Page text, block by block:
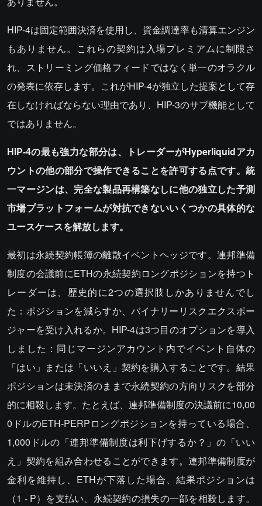
HIP-4は固定範囲決済を使用し、資金調達率も清算エンジン
もありません。これらの契約は入場プレミアムに制限さ
れ、ストリーミング価格フィードではなく単一のオラクル
の発表に依存します。これがHIP-4が独立した提案として存
在しなければならない理由であり、HIP-3のサブ機能として
ではありません。
HIP-4の最も強力な部分は、トレーダーがHyperliquidアカ
ウントの他の部分で操作できることを許可する点です。統
一マージンは、完全な製品再構築なしに他の独立した予測
市場プラットフォームが対抗できないいくつかの具体的な
ユースケースを解放します。
最初は永続契約帳簿の離散イベントヘッジです。連邦準備
制度の会議前にETHの永続契約ロングポジションを持つト
レーダーは、歴史的に2つの選択肢しかありませんでし
た：ポジションを減らすか、バイナリーリスクエクスポー
ジャーを受け入れるか。HIP-4は3つ目のオプションを導入
しました：同じマージンアカウント内でイベント自体の
「はい」または「いいえ」契約を購入することです。結果
ポジションは未決済のままで永続契約の方向リスクを部分
的に相殺します。たとえば、連邦準備制度の決議前に10,00
0ドルのETH-PERPロングポジションを持っている場合、
1,000ドルの「連邦準備制度は利下げするか？」の「いい
え」契約を組み合わせることができます。連邦準備制度が
金利を維持し、ETHが下落した場合、結果ポジションは
（1 - P）を支払い、永続契約の損失の一部を相殺します。